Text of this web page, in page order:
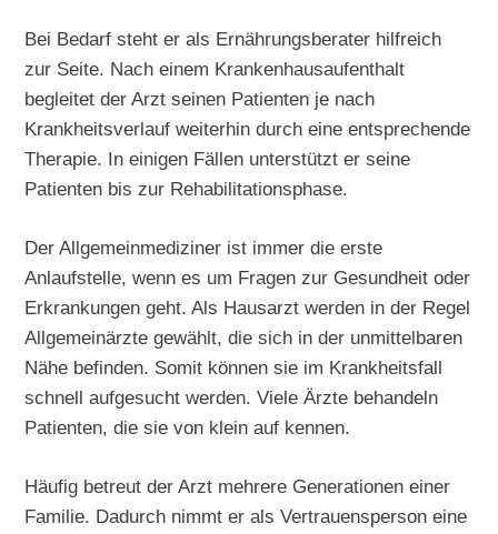
Bei Bedarf steht er als Ernährungsberater hilfreich
zur Seite. Nach einem Krankenhausaufenthalt
begleitet der Arzt seinen Patienten je nach
Krankheitsverlauf weiterhin durch eine entsprechende
Therapie. In einigen Fällen unterstützt er seine
Patienten bis zur Rehabilitationsphase.
Der Allgemeinmediziner ist immer die erste
Anlaufstelle, wenn es um Fragen zur Gesundheit oder
Erkrankungen geht. Als Hausarzt werden in der Regel
Allgemeinärzte gewählt, die sich in der unmittelbaren
Nähe befinden. Somit können sie im Krankheitsfall
schnell aufgesucht werden. Viele Ärzte behandeln
Patienten, die sie von klein auf kennen.
Häufig betreut der Arzt mehrere Generationen einer
Familie. Dadurch nimmt er als Vertrauensperson eine